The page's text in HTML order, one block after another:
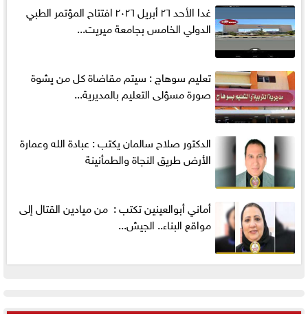
غدا الأحد ٢٦ أبريل ٢٠٢٦ افتتاح المؤتمر الطبي
الدولي الخامس بجامعة ميريت...
تعليم سوهاج : سيتم مقاضاة كل من يشوة
صورة مسؤلى التعليم بالمديرية...
الدكتور صلاح سالمان يكتب : عبادة الله وعمارة
الأرض طريق النجاة والطمأنينة
أماني‭ ‬أبوالعينين‭ ‬تكتب‭ : ‬ من ميادين القتال إلى
مواقع البناء.. الجيش...